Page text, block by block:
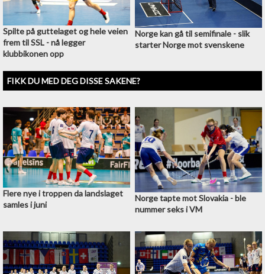
Spilte på guttelaget og hele veien
frem til SSL - nå legger
klubbikonen opp
Norge kan gå til semifinale - slik
starter Norge mot svenskene
FIKK DU MED DEG DISSE SAKENE?
Flere nye i troppen da landslaget
samles i juni
Norge tapte mot Slovakia - ble
nummer seks i VM